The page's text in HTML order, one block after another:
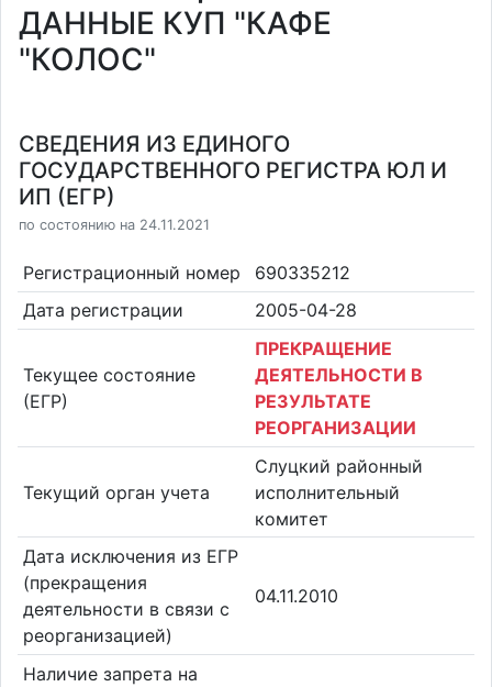
ДАННЫЕ КУП "КАФЕ
"КОЛОС"
СВЕДЕНИЯ ИЗ ЕДИНОГО
ГОСУДАРСТВЕННОГО РЕГИСТРА ЮЛ И
ИП (ЕГР)
по состоянию на 24.11.2021
Регистрационный номер
690335212
Дата регистрации
2005-04-28
Текущее состояние
(ЕГР)
ПРЕКРАЩЕНИЕ
ДЕЯТЕЛЬНОСТИ В
РЕЗУЛЬТАТЕ
РЕОРГАНИЗАЦИИ
Текущий орган учета
Слуцкий районный
исполнительный
комитет
Дата исключения из ЕГР
(прекращения
деятельности в связи с
реорганизацией)
04.11.2010
Наличие запрета на